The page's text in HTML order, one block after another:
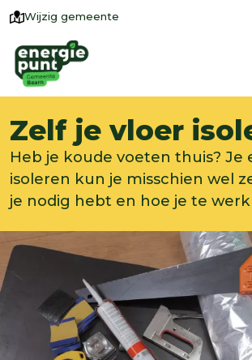
Wijzig gemeente
Zelf je vloer
Heb je koude voeten thuis? Je
isoleren kun je misschien wel
je nodig hebt en hoe je te